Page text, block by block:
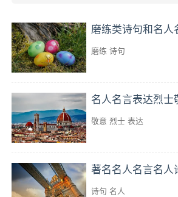
磨练类诗句和名人
磨练 诗句
名人名言表达烈士
敬意 烈士 表达
著名名人名言名人
诗句 名人